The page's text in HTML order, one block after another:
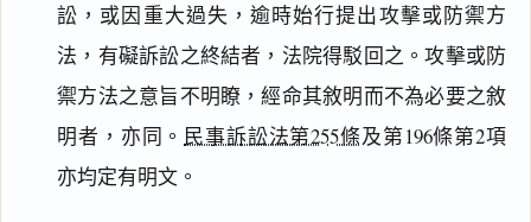
訟，或因重大過失，逾時始行提出攻擊或防禦方
法，有礙訴訟之終結者，法院得駁回之。攻擊或防
禦方法之意旨不明瞭，經命其敘明而不為必要之敘
明者，亦同。 民事訴訟法第255條及第196條第2項
亦均定有明文。